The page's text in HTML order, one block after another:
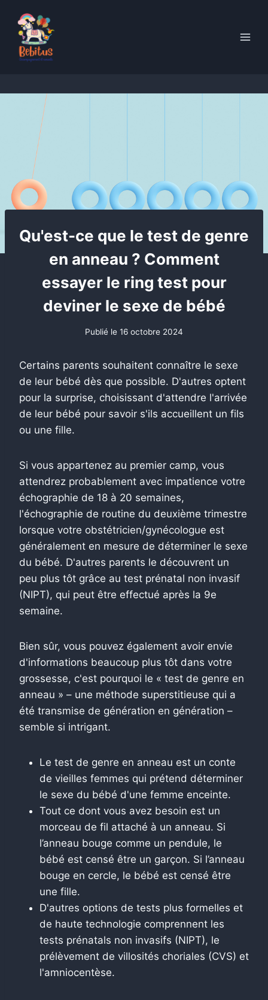
content
Qu'est-ce que le test de genre
en anneau ? Comment
essayer le ring test pour
deviner le sexe de bébé
Publié le 16 octobre 2024
Certains parents souhaitent connaître le sexe
de leur bébé dès que possible. D'autres optent
pour la surprise, choisissant d'attendre l'arrivée
de leur bébé pour savoir s'ils accueillent un fils
ou une fille.
Si vous appartenez au premier camp, vous
attendrez probablement avec impatience votre
échographie de 18 à 20 semaines,
l'échographie de routine du deuxième trimestre
lorsque votre obstétricien/gynécologue est
généralement en mesure de déterminer le sexe
du bébé. D'autres parents le découvrent un
peu plus tôt grâce au test prénatal non invasif
(NIPT), qui peut être effectué après la 9e
semaine.
Bien sûr, vous pouvez également avoir envie
d'informations beaucoup plus tôt dans votre
grossesse, c'est pourquoi le « test de genre en
anneau » – une méthode superstitieuse qui a
été transmise de génération en génération –
semble si intrigant.
Le test de genre en anneau est un conte
de vieilles femmes qui prétend déterminer
le sexe du bébé d'une femme enceinte.
Tout ce dont vous avez besoin est un
morceau de fil attaché à un anneau. Si
l’anneau bouge comme un pendule, le
bébé est censé être un garçon. Si l’anneau
bouge en cercle, le bébé est censé être
une fille.
D'autres options de tests plus formelles et
de haute technologie comprennent les
tests prénatals non invasifs (NIPT), le
prélèvement de villosités choriales (CVS) et
l'amniocentèse.